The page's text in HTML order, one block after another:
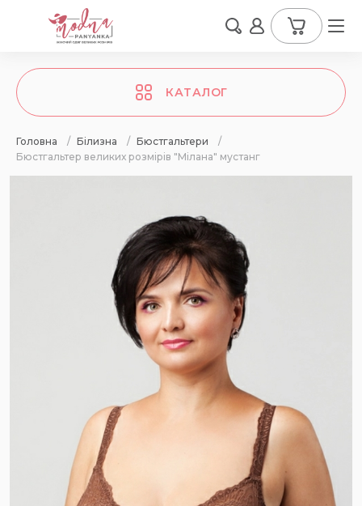
КАТАЛОГ
Головна / Білизна / Бюстгальтери
/
Бюстгальтер великих розмірів "Мілана" мустанг